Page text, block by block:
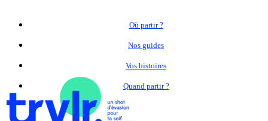
Où partir ?
Nos guides
Vos histoires
Quand partir ?